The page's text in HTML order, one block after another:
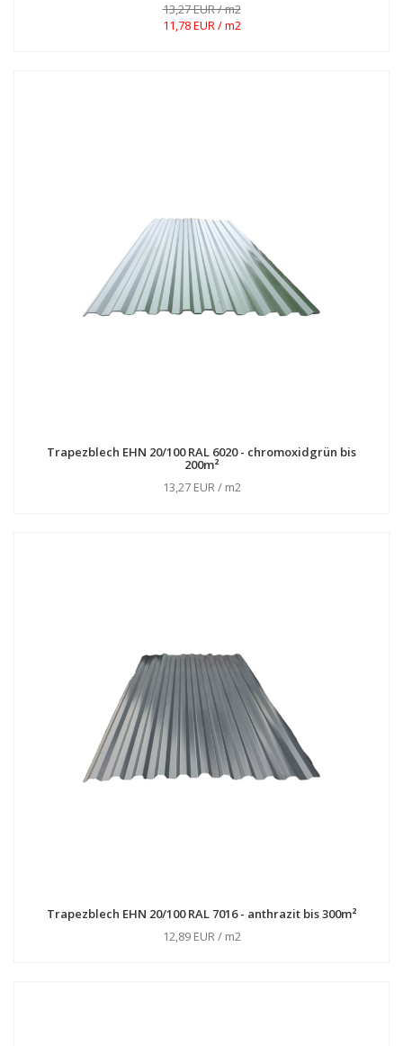
13,27 EUR / m2
11,78 EUR / m2
Trapezblech EHN 20/100 RAL 6020 - chromoxidgrün bis
200m²
13,27 EUR / m2
Trapezblech EHN 20/100 RAL 7016 - anthrazit bis 300m²
12,89 EUR / m2